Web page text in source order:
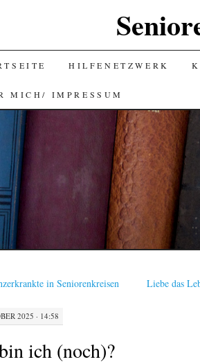
HILFENETZWERK
MICH/ IMPRESSUM
in Seniorenkreisen Liebe das
2025 · 14:58
ich (noch)?